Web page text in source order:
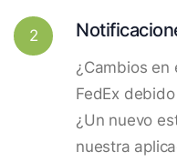
2
¿Cambios en
FedEx
¿Un nuevo
nuestra